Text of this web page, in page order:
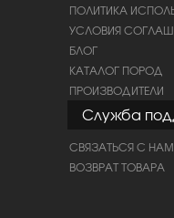
ПОЛИТИКА
УСЛОВИЯ
БЛОГ
КАТАЛОГ ПОРОД
ПРОИЗВОДИТЕЛИ
Служба
СВЯЗАТЬСЯ С
ВОЗВРАТ ТОВАРА